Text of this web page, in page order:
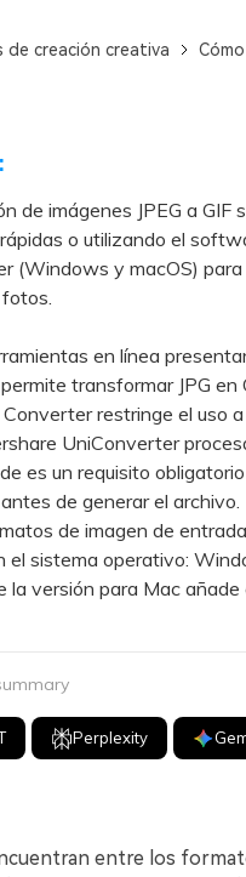
de creación creativa
de imágenes JPEG a
o utilizando el
(Windows y macOS)
en línea
transformar JPG
restringe el uso
UniConverter
es un requisito
de generar el archivo.
de imagen de
el sistema operativo:
la versión para Mac
Perplexity
entre los